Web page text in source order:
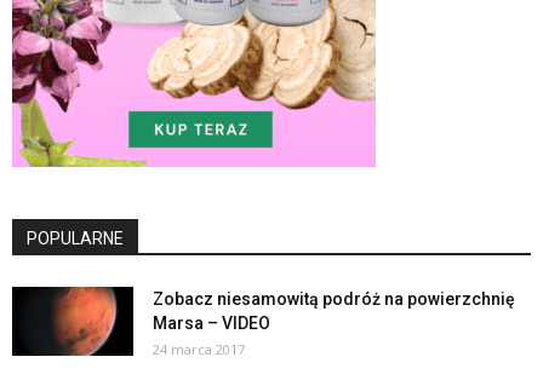
POPULARNE
Zobacz niesamowitą podróż na powierzchnię
Marsa – VIDEO
24 marca 2017